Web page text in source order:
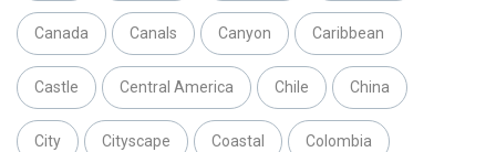
Canada Canals Canyon Caribbean
Castle Central America Chile China
City Cityscape Coastal Colombia